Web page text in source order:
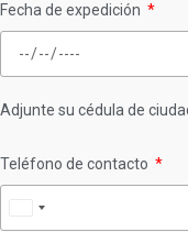
Fecha de expedición
Adjunte su cédula de
Teléfono de contacto
Colombia